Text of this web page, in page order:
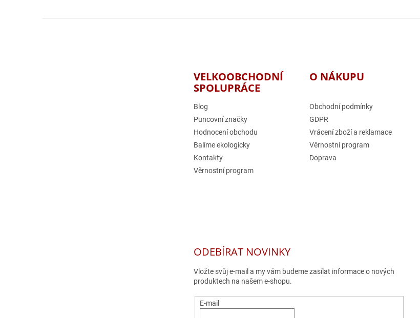
VELKOOBCHODNÍ
SPOLUPRÁCE
Blog
Puncovní značky
Hodnocení obchodu
Balíme ekologicky
Kontakty
Věrnostní program
O NÁKUPU
Obchodní podmínky
GDPR
Vrácení zboží a reklamace
Věrnostní program
Doprava
ODEBÍRAT NOVINKY
Vložte svůj e-mail a my vám budeme zasílat informace o nových
produktech na našem e-shopu.
E-mail